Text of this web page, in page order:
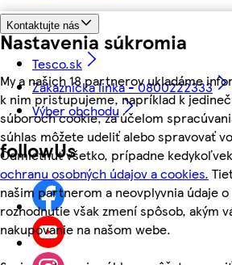
Nastavenia súkromia
My a našich 18 partnerov ukladáme
k nim pristupujeme, napríklad k
súboroch cookie, za účelom
súhlas môžete udeliť alebo spravovať
Odmietnuť všetko, prípadne
ochranu osobných údajov a cookies.
našim partnerom a neovplyvnia údaje
rozhodnutie však zmení spôsob, akým
nakupovanie na našom webe.
Kontaktujte nás
Tesco.sk
Zákaznícka linka - 0800222333
Výber obchodu
followUs